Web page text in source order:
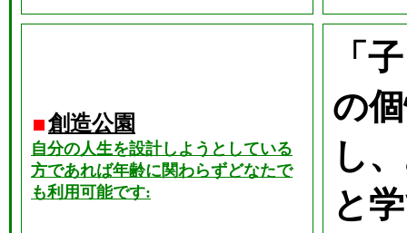
創造公園
自分の人生を設計しようとしている
方であれば年齢に関わらずどなたで
も利用可能です:
「
の
し
と